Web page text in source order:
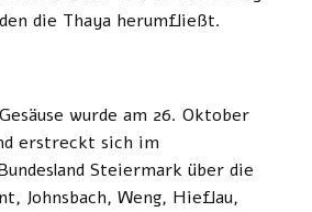
die Thaya herumfließt.
wurde am 26. Oktober
erstreckt sich im
Steiermark über die
Johnsbach, Weng, Hieflau,